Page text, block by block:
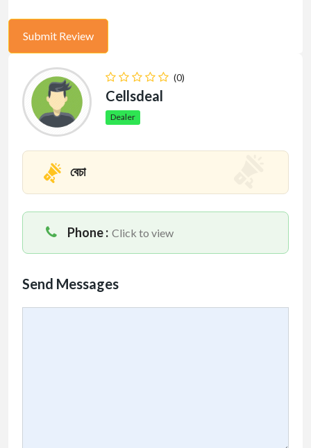
(0)
Cellsdeal
Dealer
বেচা
Phone : Click to view
Send Messages